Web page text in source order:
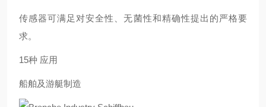
传感器可满足对安全性、无菌性和精确性提出的严格要
求。
15种 应用
船舶及游艇制造